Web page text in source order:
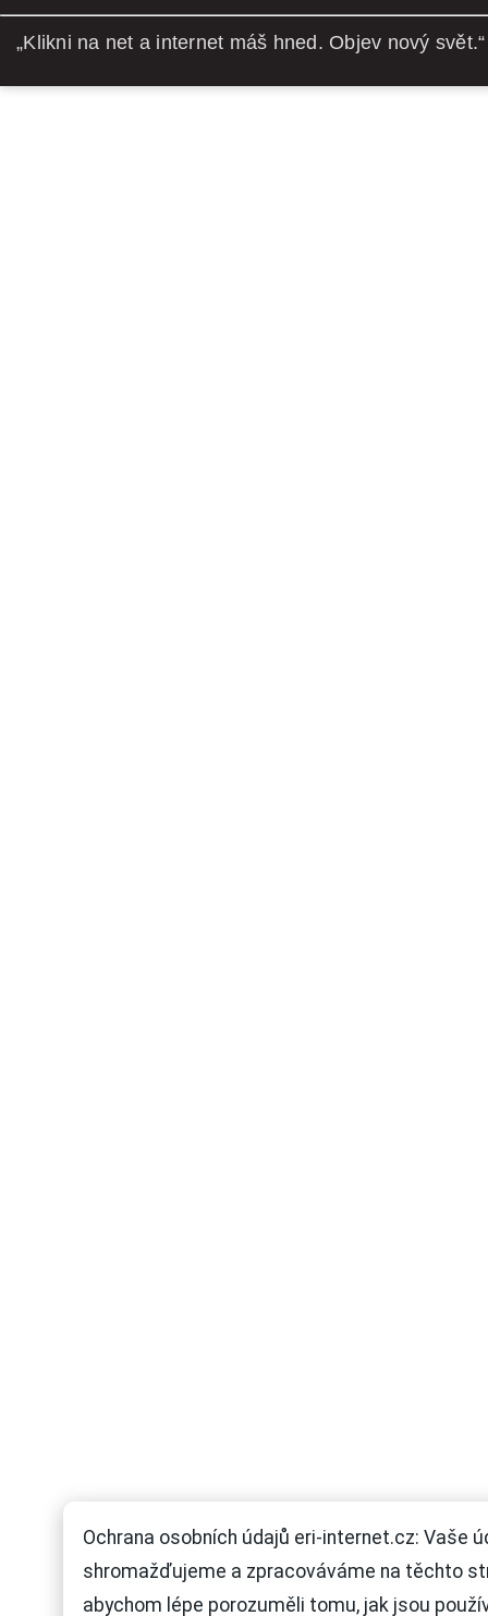
Ochrana osobních údajů eri-internet.cz: Vaše
shromažďujeme a zpracováváme na těchto
abychom lépe porozuměli tomu, jak jsou
„Klikni na net a internet máš hned. Objev nový svět.“